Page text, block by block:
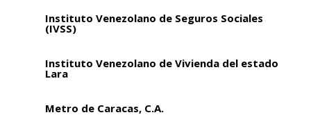
Instituto Venezolano de Seguros Sociales
(IVSS)
Instituto Venezolano de Vivienda del estado
Lara
Metro de Caracas, C.A.